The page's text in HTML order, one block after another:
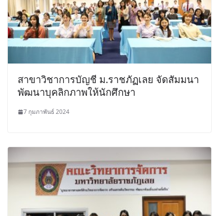
สาขาวิชาการบัญชี ม.ราชภัฏเลย จัดสัมมนา
พัฒนาบุคลิกภาพให้นักศึกษา
7 กุมภาพันธ์ 2024